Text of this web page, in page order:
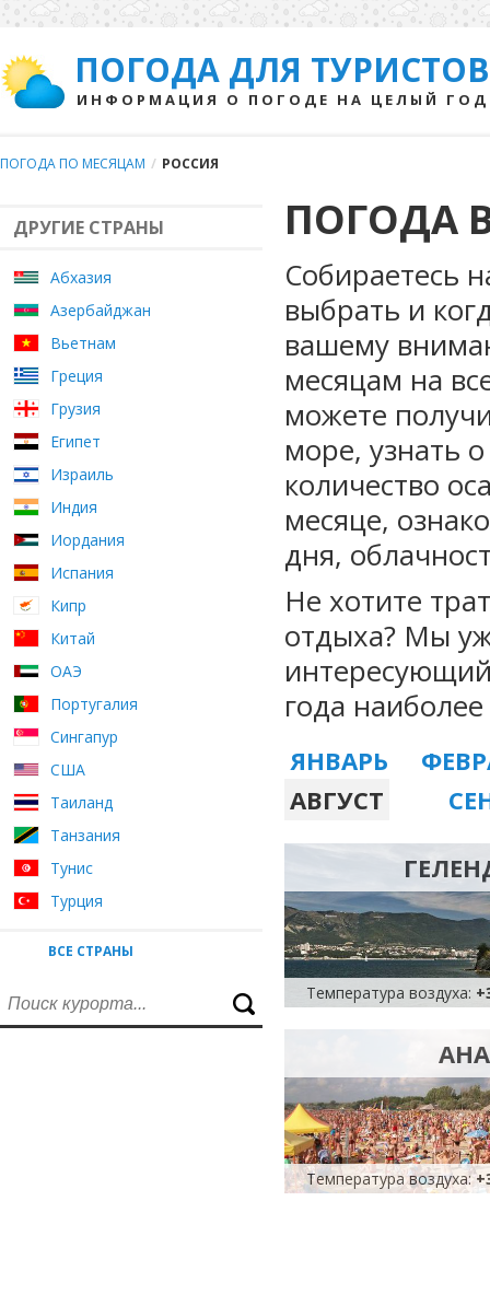
ПОГОДА ДЛЯ ТУРИСТОВ
ИНФОРМАЦИЯ О ПОГОДЕ НА ЦЕЛЫЙ ГОД
ПОГОДА ПО МЕСЯЦАМ / РОССИЯ
ДРУГИЕ СТРАНЫ
Абхазия
Азербайджан
Вьетнам
Греция
Грузия
Египет
Израиль
Индия
Иордания
Испания
Кипр
Китай
ОАЭ
Португалия
Сингапур
США
Таиланд
Танзания
Тунис
Турция
ВСЕ СТРАНЫ
ПОГОДА
Собираетесь
выбрать и
вашему
месяцам на
можете
море, узнать
количество
месяце,
дня,
Не хотите
отдыха? Мы
года
ЯНВАРЬ
АВГУСТ
Температура воздуха:
Температура воздуха: